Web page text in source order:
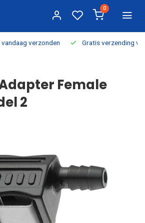
0
verzonden Gratis verzending
Female
2